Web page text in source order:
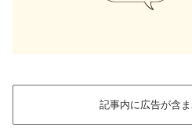
記事内に広告が含ま